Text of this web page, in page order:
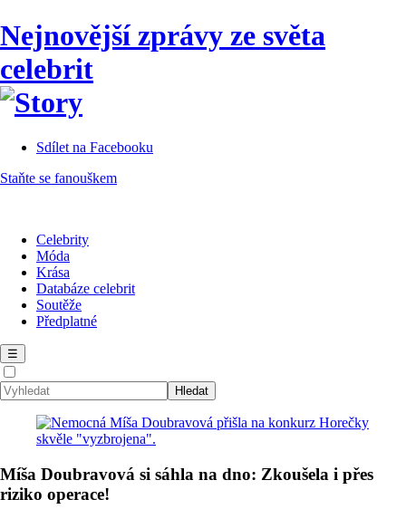
Nejnovější zprávy ze světa
celebrit
Sdílet na Facebooku
Staňte se fanouškem
Celebrity
Móda
Krása
Databáze celebrit
Soutěže
Předplatné
☰
Míša Doubravová si sáhla na dno: Zkoušela i přes
riziko operace!